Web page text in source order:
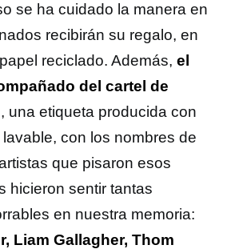
se ha cuidado la manera en
recibirán su regalo, en
reciclado. Además, el
del cartel de
, una etiqueta producida con
con los nombres de
que pisaron esos
hicieron sentir tantas
en nuestra memoria:
Liam Gallagher, Thom